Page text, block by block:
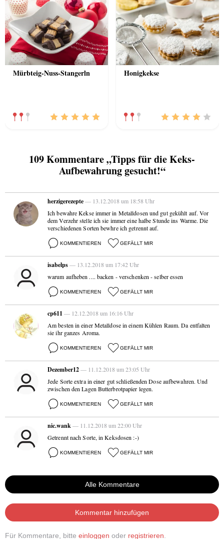
Mürbteig-Nuss-Stangerln Honigkekse
109 Kommentare „Tipps für die Keks-
Aufbewahrung gesucht!“
herzigerezepte— 13.12.2018 um 18:58 Uhr
Ich bewahre Kekse immer in Metalldosen und gut gekühlt auf. Vor
dem Verzehr stelle ich sie immer eine halbe Stunde ins Warme. Die
verschiedenen Sorten bewhre ich getrennt auf.
KOMMENTIEREN GEFÄLLT MIR
isabelps— 13.12.2018 um 17:42 Uhr
warum aufheben .... backen - verschenken - selber essen
KOMMENTIEREN GEFÄLLT MIR
cp611 — 12.12.2018 um 16:16 Uhr
Am besten in einer Metalldose in einem Kühlen Raum. Da entfalten
sie ihr ganzes Aroma.
KOMMENTIEREN GEFÄLLT MIR
Dezember12— 11.12.2018 um 23:05 Uhr
Jede Sorte extra in einer gut schließenden Dose aufbewahren. Und
zwischen den Lagen Butterbrotpapier legen.
KOMMENTIEREN GEFÄLLT MIR
nic.wank— 11.12.2018 um 22:00 Uhr
Getrennt nach Sorte, in Keksdosen :-)
KOMMENTIEREN GEFÄLLT MIR
Alle Kommentare
Kommentar hinzufügen
Für Kommentare, bitte einloggen oder registrieren.